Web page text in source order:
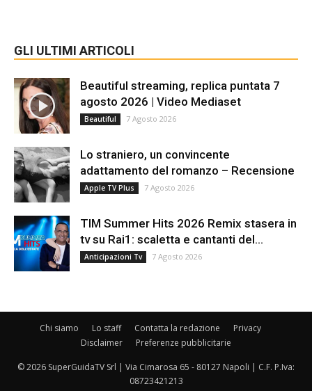
GLI ULTIMI ARTICOLI
Beautiful streaming, replica puntata 7
agosto 2026 | Video Mediaset
Beautiful 7 Agosto 2026
Lo straniero, un convincente
adattamento del romanzo – Recensione
Apple TV Plus 7 Agosto 2026
TIM Summer Hits 2026 Remix stasera in
tv su Rai1: scaletta e cantanti del...
Anticipazioni Tv 7 Agosto 2026
Chi siamo Lo staff Contatta la redazione
Privacy
Disclaimer
Preferenze pubblicitarie
© 2026 SuperGuidaTV Srl | Via Cimarosa 65 - 80127 Napoli | C.F. P.Iva:
08723421213